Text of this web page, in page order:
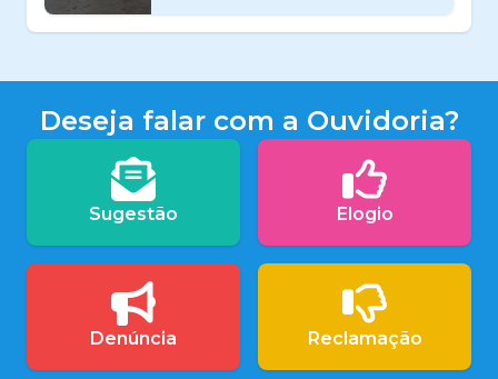
Deseja falar com a Ouvidoria?
Sugestão Elogio
Denúncia Reclamação